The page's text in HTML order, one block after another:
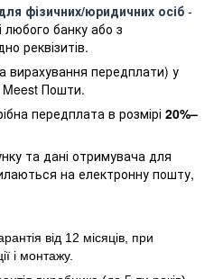
фізичних/юридичних осіб -
любого банку або з
реквізитів.
вирахування передплати) у
Meest Пошти.
передплата в розмірі 20%–
та дані отримувача для
на електронну пошту,
від 12 місяців, при
і монтажу.